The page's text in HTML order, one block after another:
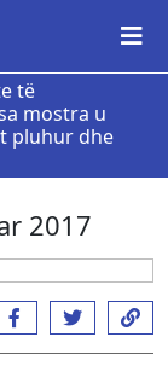
të
mostra u
pluhur dhe
2017